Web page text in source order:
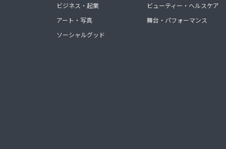
ビジネス・起業
アート・写真
ソーシャルグッド
ビューティー・ヘルスケア
舞台・パフォーマンス